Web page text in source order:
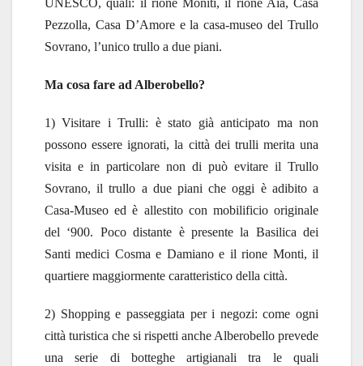
UNESCO, quali: il rione Moniti, il rione Aia, Casa
Pezzolla, Casa D’Amore e la casa-museo del Trullo
Sovrano, l’unico trullo a due piani.
Ma cosa fare ad Alberobello?
1) Visitare i Trulli: è stato già anticipato ma non
possono essere ignorati, la città dei trulli merita una
visita e in particolare non di può evitare il Trullo
Sovrano, il trullo a due piani che oggi è adibito a
Casa-Museo ed è allestito con mobilificio originale
del ‘900. Poco distante è presente la Basilica dei
Santi medici Cosma e Damiano e il rione Monti, il
quartiere maggiormente caratteristico della città.
2) Shopping e passeggiata per i negozi: come ogni
città turistica che si rispetti anche Alberobello prevede
una serie di botteghe artigianali tra le quali